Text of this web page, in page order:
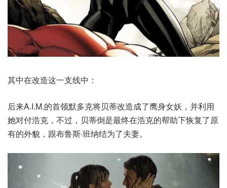
其中在改造这一支线中：
后来A.I.M.的首领默多克将贝蒂改造成了鹰身女妖，并利用
她对付浩克，不过，贝蒂倒是最终在浩克的帮助下恢复了原
有的外貌，跟布鲁斯·班纳结为了夫妻。